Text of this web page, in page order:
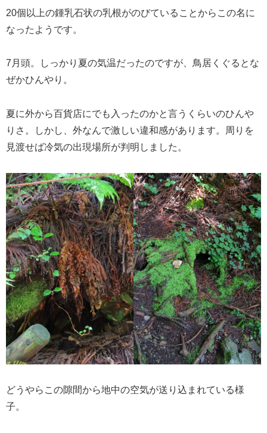
20個以上の鍾乳石状の乳根がのびていることからこの名に
なったようです。
7月頭。しっかり夏の気温だったのですが、鳥居くぐるとな
ぜかひんやり。
夏に外から百貨店にでも入ったのかと言うくらいのひんや
りさ。しかし、外なんで激しい違和感があります。周りを
見渡せば冷気の出現場所が判明しました。
どうやらこの隙間から地中の空気が送り込まれている様
子。